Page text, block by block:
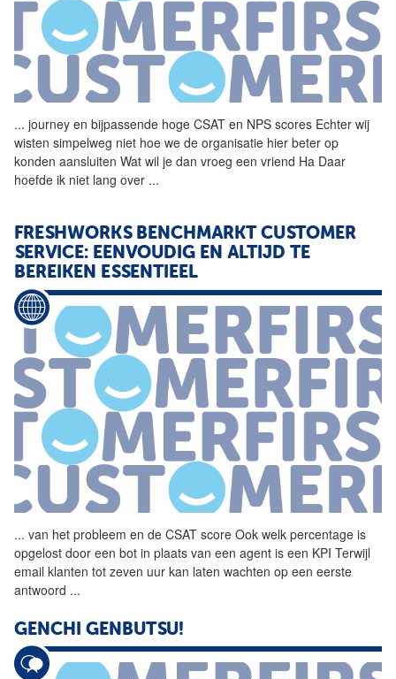
... journey en bijpassende hoge CSAT en NPS scores Echter wij
wisten simpelweg niet hoe we de organisatie hier beter op
konden aansluiten Wat wil je dan vroeg een vriend Ha Daar
hoefde ik niet lang over ...
FRESHWORKS BENCHMARKT CUSTOMER
SERVICE: EENVOUDIG EN ALTIJD TE
BEREIKEN ESSENTIEEL
... van het probleem en de CSAT score Ook welk percentage is
opgelost door een bot in plaats van een agent is een KPI Terwijl
email klanten tot zeven uur kan laten wachten op een eerste
antwoord ...
GENCHI GENBUTSU!